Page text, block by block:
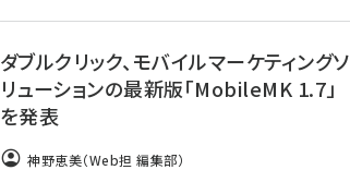
ダブルクリック、モバイルマーケティングソ
リューションの最新版「MobileMK 1.7」
を発表
神野恵美（Web担 編集部）